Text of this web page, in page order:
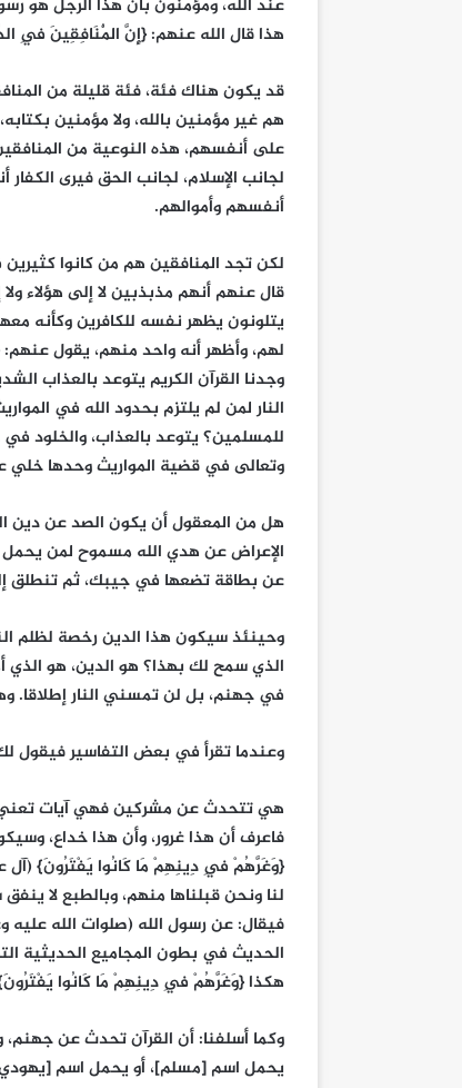
عند الله، ومؤمنون بأن هذا الرجل هو
هذا قال الله عنهم: {إِنَّ الْمُنَافِقِينَ فِي
قد يكون هناك فئة، فئة قليلة من
هم غير مؤمنين بالله، ولا مؤمنين
على أنفسهم، هذه النوعية من
لجانب الإسلام، لجانب الحق فيرى
أنفسهم وأموالهم.
لكن تجد المنافقين هم من كانوا
قال عنهم أنهم مذبذبين لا إلى هؤلاء
يتلونون يظهر نفسه للكافرين وكأنه
وجدنا القرآن الكريم يتوعد بالعذاب
النار لمن لم يلتزم بحدود الله في
للمسلمين؟ يتوعد بالعذاب، والخلود
وتعالى في قضية المواريث وحدها خلي
هل من المعقول أن يكون الصد عن دين
الإعراض عن هدي الله مسموح لمن يحمل
عن بطاقة تضعها في جيبك، ثم تنطلق
وحينئذ سيكون هذا الدين رخصة لظلم
الذي سمح لك بهذا؟ هو الدين، هو
في جهنم، بل لن تمسني النار إطلاقا.
وعندما تقرأ في بعض التفاسير فيقول
هي تتحدث عن مشركين فهي آيات تعني
فاعرف أن هذا غرور، وأن هذا خداع،
لنا ونحن قبلناها منهم، وبالطبع لا
فيقال: عن رسول الله (صلوات الله عليه
الحديث في بطون المجاميع الحديثية
هكذا {وَغَرَّهُمْ فِي دِينِهِمْ مَا كَانُوا
وكما أسلفنا: أن القرآن تحدث عن
يحمل اسم [مسلم]، أو يحمل اسم